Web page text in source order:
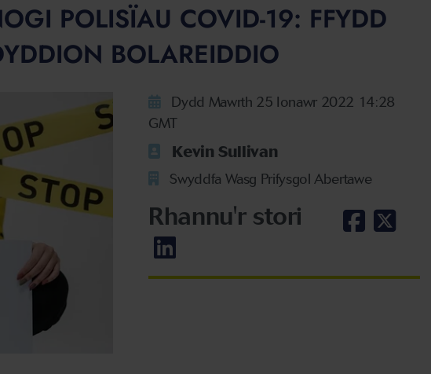
POLISÏAU COVID-19: FFYDD
BOLAREIDDIO
Dydd Mawrth 25 Ionawr 2022 14:28
GMT
Kevin Sullivan
Swyddfa Wasg Prifysgol Abertawe
Rhannu'r stori